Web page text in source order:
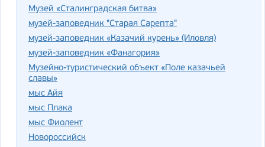
Музей «Сталинградская битва»
музей-заповедник "Старая Сарепта"
музей-заповедник «Казачий курень» (Иловля)
музей-заповедник «Фанагория»
Музейно-туристический объект «Поле казачьей
славы»
мыс Айя
мыс Плака
мыс Фиолент
Новороссийск